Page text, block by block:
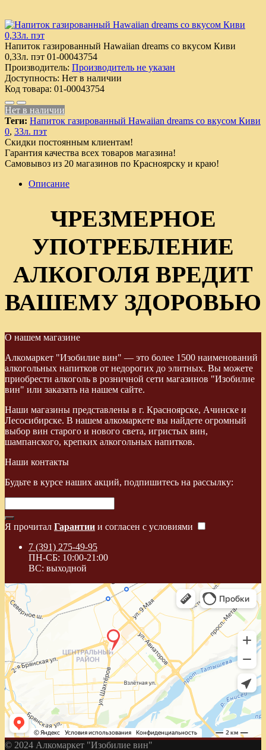
Напиток газированный Hawaiian dreams со вкусом Киви
0,33л. пэт 01-00043754
Производитель: Производитель не указан
Доступность: Нет в наличии
Код товара: 01-00043754
Нет в наличии
Теги: Напиток газированный Hawaiian dreams со вкусом Киви
0, 33л. пэт
Скидки постоянным клиентам!
Гарантия качества всех товаров магазина!
Самовывоз из 20 магазинов по Красноярску и краю!
Описание
ЧРЕЗМЕРНОЕ
УПОТРЕБЛЕНИЕ
АЛКОГОЛЯ ВРЕДИТ
ВАШЕМУ ЗДОРОВЬЮ
О нашем магазине
Алкомаркет "Изобилие вин" — это более 1500 наименований
алкогольных напитков от недорогих до элитных. Вы можете
приобрести алкоголь в розничной сети магазинов "Изобилие
вин" или заказать на нашем сайте.
Наши магазины представлены в г. Красноярске, Ачинске и
Лесосибирске. В нашем алкомаркете вы найдете огромный
выбор вин старого и нового света, игристых вин,
шампанского, крепких алкогольных напитков.
Наши контакты
Будьте в курсе наших акций, подпишитесь на рассылку:
Я прочитал Гарантии и согласен с условиями
7 (391) 275-49-95
ПН-СБ: 10:00-21:00
ВС: выходной
© 2024 Алкомаркет "Изобилие вин"